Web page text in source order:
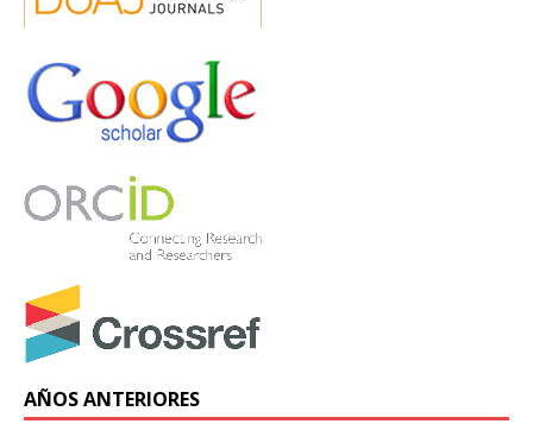
AÑOS ANTERIORES